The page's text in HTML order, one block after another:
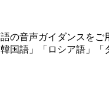
の音声ガイダンスをご
語」「ロシア語」「